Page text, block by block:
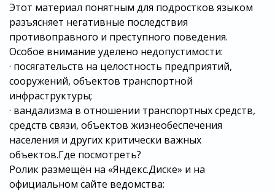
Этот материал понятным для подростков языком
разъясняет негативные последствия
противоправного и преступного поведения.
Особое внимание уделено недопустимости:
· посягательств на целостность предприятий,
сооружений, объектов транспортной
инфраструктуры;
· вандализма в отношении транспортных средств,
средств связи, объектов жизнеобеспечения
населения и других критически важных
объектов.Где посмотреть?
Ролик размещён на «Яндекс.Диске» и на
официальном сайте ведомства: